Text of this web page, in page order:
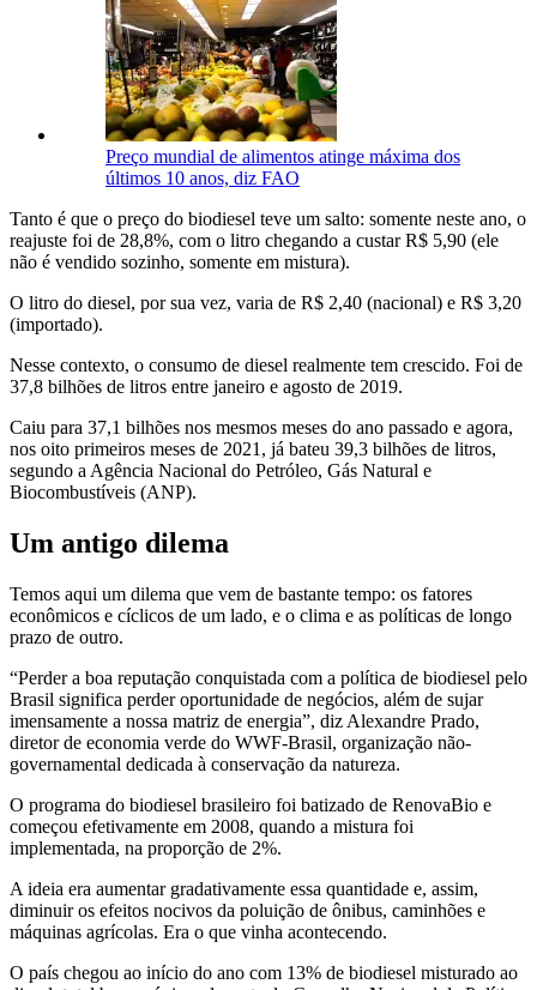
Preço mundial de alimentos atinge máxima dos
últimos 10 anos, diz FAO
Tanto é que o preço do biodiesel teve um salto: somente neste ano, o
reajuste foi de 28,8%, com o litro chegando a custar R$ 5,90 (ele
não é vendido sozinho, somente em mistura).
O litro do diesel, por sua vez, varia de R$ 2,40 (nacional) e R$ 3,20
(importado).
Nesse contexto, o consumo de diesel realmente tem crescido. Foi de
37,8 bilhões de litros entre janeiro e agosto de 2019.
Caiu para 37,1 bilhões nos mesmos meses do ano passado e agora,
nos oito primeiros meses de 2021, já bateu 39,3 bilhões de litros,
segundo a Agência Nacional do Petróleo, Gás Natural e
Biocombustíveis (ANP).
Um antigo dilema
Temos aqui um dilema que vem de bastante tempo: os fatores
econômicos e cíclicos de um lado, e o clima e as políticas de longo
prazo de outro.
“Perder a boa reputação conquistada com a política de biodiesel pelo
Brasil significa perder oportunidade de negócios, além de sujar
imensamente a nossa matriz de energia”, diz Alexandre Prado,
diretor de economia verde do WWF-Brasil, organização não-
governamental dedicada à conservação da natureza.
O programa do biodiesel brasileiro foi batizado de RenovaBio e
começou efetivamente em 2008, quando a mistura foi
implementada, na proporção de 2%.
A ideia era aumentar gradativamente essa quantidade e, assim,
diminuir os efeitos nocivos da poluição de ônibus, caminhões e
máquinas agrícolas. Era o que vinha acontecendo.
O país chegou ao início do ano com 13% de biodiesel misturado ao